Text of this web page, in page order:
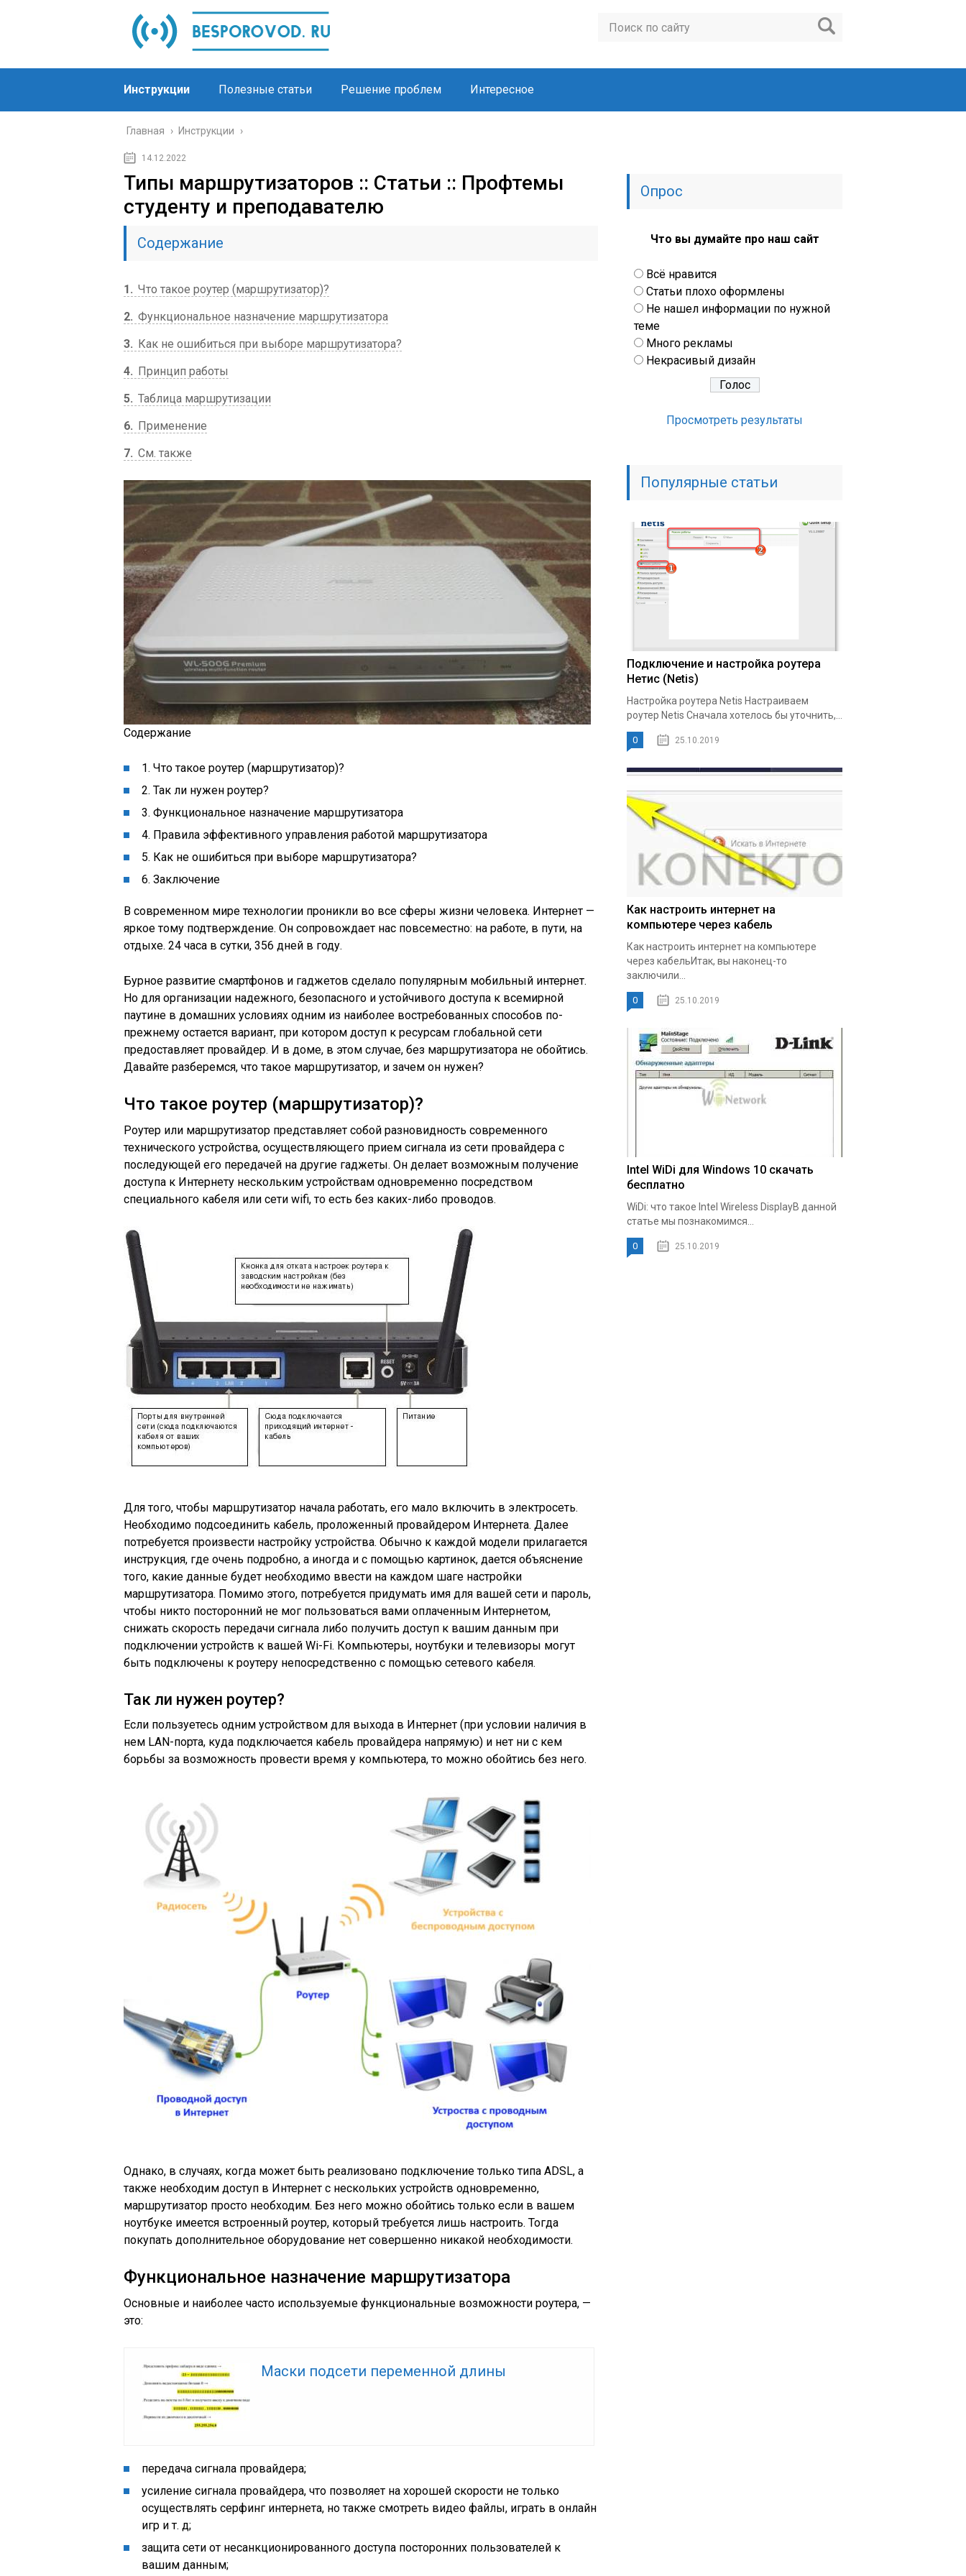
Инструкции Полезные статьи Решение проблем Интересное
Главная › Инструкции ›
14.12.2022
Типы маршрутизаторов :: Статьи :: Профтемы
студенту и преподавателю
Содержание
1
Что такое роутер (маршрутизатор)?
2 Функциональное назначение маршрутизатора
3
Как не ошибиться при выборе маршрутизатора?
4
Принцип работы
5 Таблица маршрутизации
6
Применение
7 См. также
Содержание
1. Что такое роутер (маршрутизатор)?
2. Так ли нужен роутер?
3. Функциональное назначение маршрутизатора
4. Правила эффективного управления работой маршрутизатора
5. Как не ошибиться при выборе маршрутизатора?
6. Заключение
В современном мире технологии проникли во все сферы жизни человека. Интернет —
яркое тому подтверждение. Он сопровождает нас повсеместно: на работе, в пути, на
отдыхе. 24 часа в сутки, 356 дней в году.
Бурное развитие смартфонов и гаджетов сделало популярным мобильный интернет.
Но для организации надежного, безопасного и устойчивого доступа к всемирной
паутине в домашних условиях одним из наиболее востребованных способов по-
прежнему остается вариант, при котором доступ к ресурсам глобальной сети
предоставляет провайдер. И в доме, в этом случае, без маршрутизатора не обойтись.
Давайте разберемся, что такое маршрутизатор, и зачем он нужен?
Что такое роутер (маршрутизатор)?
Роутер или маршрутизатор представляет собой разновидность современного
технического устройства, осуществляющего прием сигнала из сети провайдера с
последующей его передачей на другие гаджеты. Он делает возможным получение
доступа к Интернету нескольким устройствам одновременно посредством
специального кабеля или сети wifi, то есть без каких-либо проводов.
Для того, чтобы маршрутизатор начала работать, его мало включить в электросеть.
Необходимо подсоединить кабель, проложенный провайдером Интернета. Далее
потребуется произвести настройку устройства. Обычно к каждой модели прилагается
инструкция, где очень подробно, а иногда и с помощью картинок, дается объяснение
того, какие данные будет необходимо ввести на каждом шаге настройки
маршрутизатора. Помимо этого, потребуется придумать имя для вашей сети и пароль,
чтобы никто посторонний не мог пользоваться вами оплаченным Интернетом,
снижать скорость передачи сигнала либо получить доступ к вашим данным при
подключении устройств к вашей Wi-Fi. Компьютеры, ноутбуки и телевизоры могут
быть подключены к роутеру непосредственно с помощью сетевого кабеля.
Так ли нужен роутер?
Если пользуетесь одним устройством для выхода в Интернет (при условии наличия в
нем LAN-порта, куда подключается кабель провайдера напрямую) и нет ни с кем
борьбы за возможность провести время у компьютера, то можно обойтись без него.
Однако, в случаях, когда может быть реализовано подключение только типа ADSL, а
также необходим доступ в Интернет с нескольких устройств одновременно,
маршрутизатор просто необходим. Без него можно обойтись только если в вашем
ноутбуке имеется встроенный роутер, который требуется лишь настроить. Тогда
покупать дополнительное оборудование нет совершенно никакой необходимости.
Функциональное назначение маршрутизатора
Основные и наиболее часто используемые функциональные возможности роутера, —
это:
Маски подсети переменной длины
передача сигнала провайдера;
усиление сигнала провайдера, что позволяет на хорошей скорости не только
осуществлять серфинг интернета, но также смотреть видео файлы, играть в онлайн
игр и т. д;
защита сети от несанкционированного доступа посторонних пользователей к
вашим данным;
Опрос
Что вы думайте про наш сайт
Всё нравится
Статьи плохо оформлены
Не нашел информации по нужной
теме
Много рекламы
Некрасивый дизайн
Просмотреть результаты
Популярные статьи
Подключение и настройка роутера
Нетис (Netis)
Настройка роутера Netis Настраиваем
роутер Netis Сначала хотелось бы уточнить,...
0 25.10.2019
Как настроить интернет на
компьютере через кабель
Как настроить интернет на компьютере
через кабельИтак, вы наконец-то
заключили...
0 25.10.2019
Intel WiDi для Windows 10 скачать
бесплатно
WiDi: что такое Intel Wireless DisplayВ данной
статье мы познакомимся...
0 25.10.2019